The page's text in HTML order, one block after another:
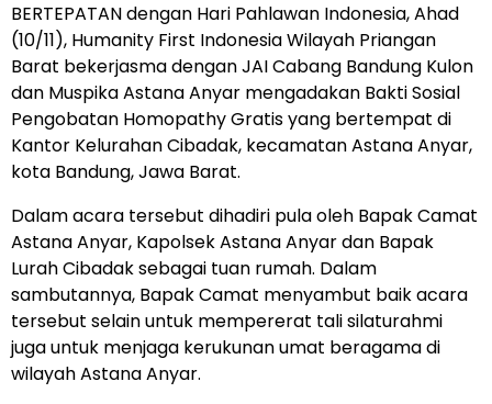
BERTEPATAN dengan Hari Pahlawan Indonesia, Ahad
(10/11), Humanity First Indonesia Wilayah Priangan
Barat bekerjasma dengan JAI Cabang Bandung Kulon
dan Muspika Astana Anyar mengadakan Bakti Sosial
Pengobatan Homopathy Gratis yang bertempat di
Kantor Kelurahan Cibadak, kecamatan Astana Anyar,
kota Bandung, Jawa Barat.
Dalam acara tersebut dihadiri pula oleh Bapak Camat
Astana Anyar, Kapolsek Astana Anyar dan Bapak
Lurah Cibadak sebagai tuan rumah. Dalam
sambutannya, Bapak Camat menyambut baik acara
tersebut selain untuk mempererat tali silaturahmi
juga untuk menjaga kerukunan umat beragama di
wilayah Astana Anyar.